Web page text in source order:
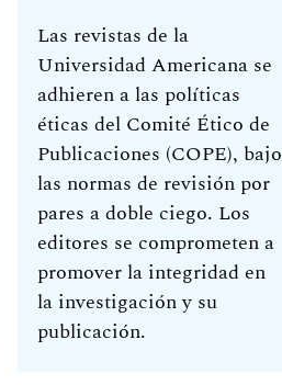
Las revistas de la
Universidad Americana se
adhieren a las políticas
éticas del Comité Ético de
Publicaciones (COPE), bajo
las normas de revisión por
pares a doble ciego. Los
editores se comprometen a
promover la integridad en
la investigación y su
publicación.